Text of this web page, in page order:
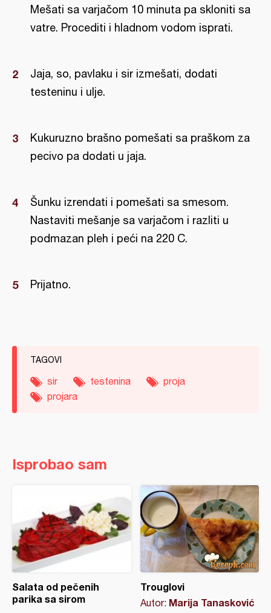
Mešati sa varjačom 10 minuta pa skloniti sa
vatre. Procediti i hladnom vodom isprati.
Jaja, so, pavlaku i sir izmešati, dodati
testeninu i ulje.
Kukuruzno brašno pomešati sa praškom za
pecivo pa dodati u jaja.
Šunku izrendati i pomešati sa smesom.
Nastaviti mešanje sa varjačom i razliti u
podmazan pleh i peći na 220 C.
Prijatno.
TAGOVI
sir testenina
proja
projara
Isprobao sam
Salata od pečenih
parika sa sirom
Trouglovi
Autor: Marija Tanasković